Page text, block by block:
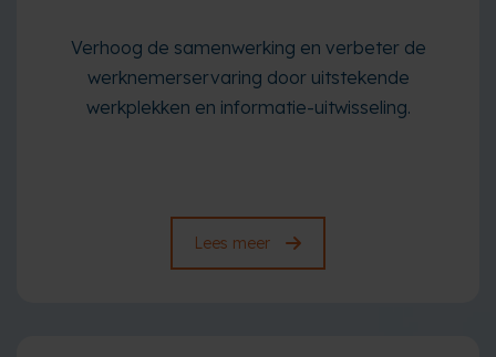
Verhoog de samenwerking en verbeter de
werknemerservaring door uitstekende
werkplekken en informatie-uitwisseling.
Lees meer